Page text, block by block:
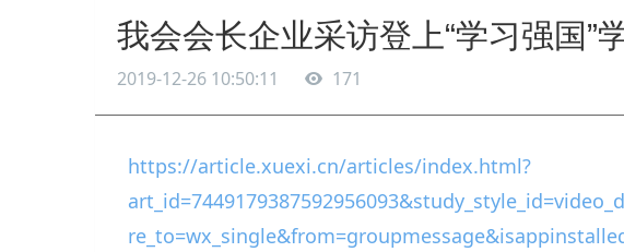
我会会长企业采访登上“学习强国”
2019-12-26 10:50:11 171
https://article.xuexi.cn/articles/index.html?